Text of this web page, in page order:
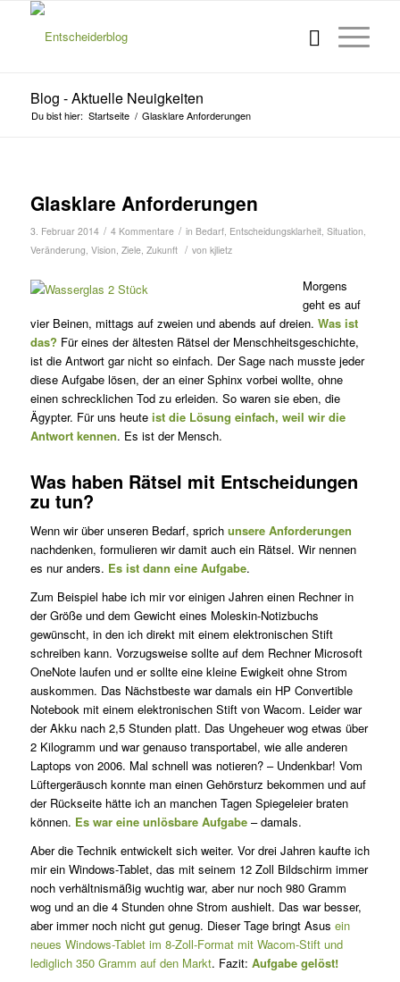
Blog - Aktuelle Neuigkeiten
Du bist hier: Startseite / Glasklare Anforderungen
Glasklare Anforderungen
3. Februar 2014 / 4 Kommentare / in Bedarf, Entscheidungsklarheit, Situation,
Veränderung, Vision, Ziele, Zukunft / von kjlietz
Morgens
geht es auf
vier Beinen, mittags auf zweien und abends auf dreien. Was ist
das? Für eines der ältesten Rätsel der Menschheitsgeschichte,
ist die Antwort gar nicht so einfach. Der Sage nach musste jeder
diese Aufgabe lösen, der an einer Sphinx vorbei wollte, ohne
einen schrecklichen Tod zu erleiden. So waren sie eben, die
Ägypter. Für uns heute ist die Lösung einfach, weil wir die
Antwort kennen. Es ist der Mensch.
Was haben Rätsel mit Entscheidungen
zu tun?
Wenn wir über unseren Bedarf, sprich unsere Anforderungen
nachdenken, formulieren wir damit auch ein Rätsel. Wir nennen
es nur anders. Es ist dann eine Aufgabe.
Zum Beispiel habe ich mir vor einigen Jahren einen Rechner in
der Größe und dem Gewicht eines Moleskin-Notizbuchs
gewünscht, in den ich direkt mit einem elektronischen Stift
schreiben kann. Vorzugsweise sollte auf dem Rechner Microsoft
OneNote laufen und er sollte eine kleine Ewigkeit ohne Strom
auskommen. Das Nächstbeste war damals ein HP Convertible
Notebook mit einem elektronischen Stift von Wacom. Leider war
der Akku nach 2,5 Stunden platt. Das Ungeheuer wog etwas über
2 Kilogramm und war genauso transportabel, wie alle anderen
Laptops von 2006. Mal schnell was notieren? – Undenkbar! Vom
Lüftergeräusch konnte man einen Gehörsturz bekommen und auf
der Rückseite hätte ich an manchen Tagen Spiegeleier braten
können. Es war eine unlösbare Aufgabe– damals.
Aber die Technik entwickelt sich weiter. Vor drei Jahren kaufte ich
mir ein Windows-Tablet, das mit seinem 12 Zoll Bildschirm immer
noch verhältnismäßig wuchtig war, aber nur noch 980 Gramm
wog und an die 4 Stunden ohne Strom aushielt. Das war besser,
aber immer noch nicht gut genug. Dieser Tage bringt Asus ein
neues Windows-Tablet im 8-Zoll-Format mit Wacom-Stift und
lediglich 350 Gramm auf den Markt. Fazit: Aufgabe gelöst!